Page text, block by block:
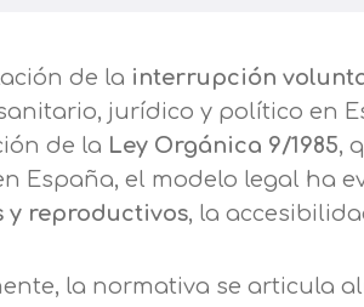
de la interrupción
jurídico y político en
de la Ley Orgánica 9/1985,
España, el modelo legal ha
y reproductivos, la
la normativa se articula